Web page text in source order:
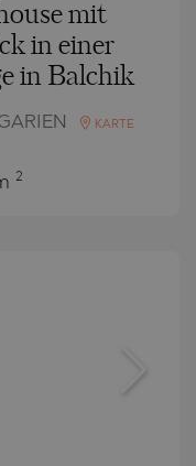
mit
in einer
in Balchik
KARTE
2